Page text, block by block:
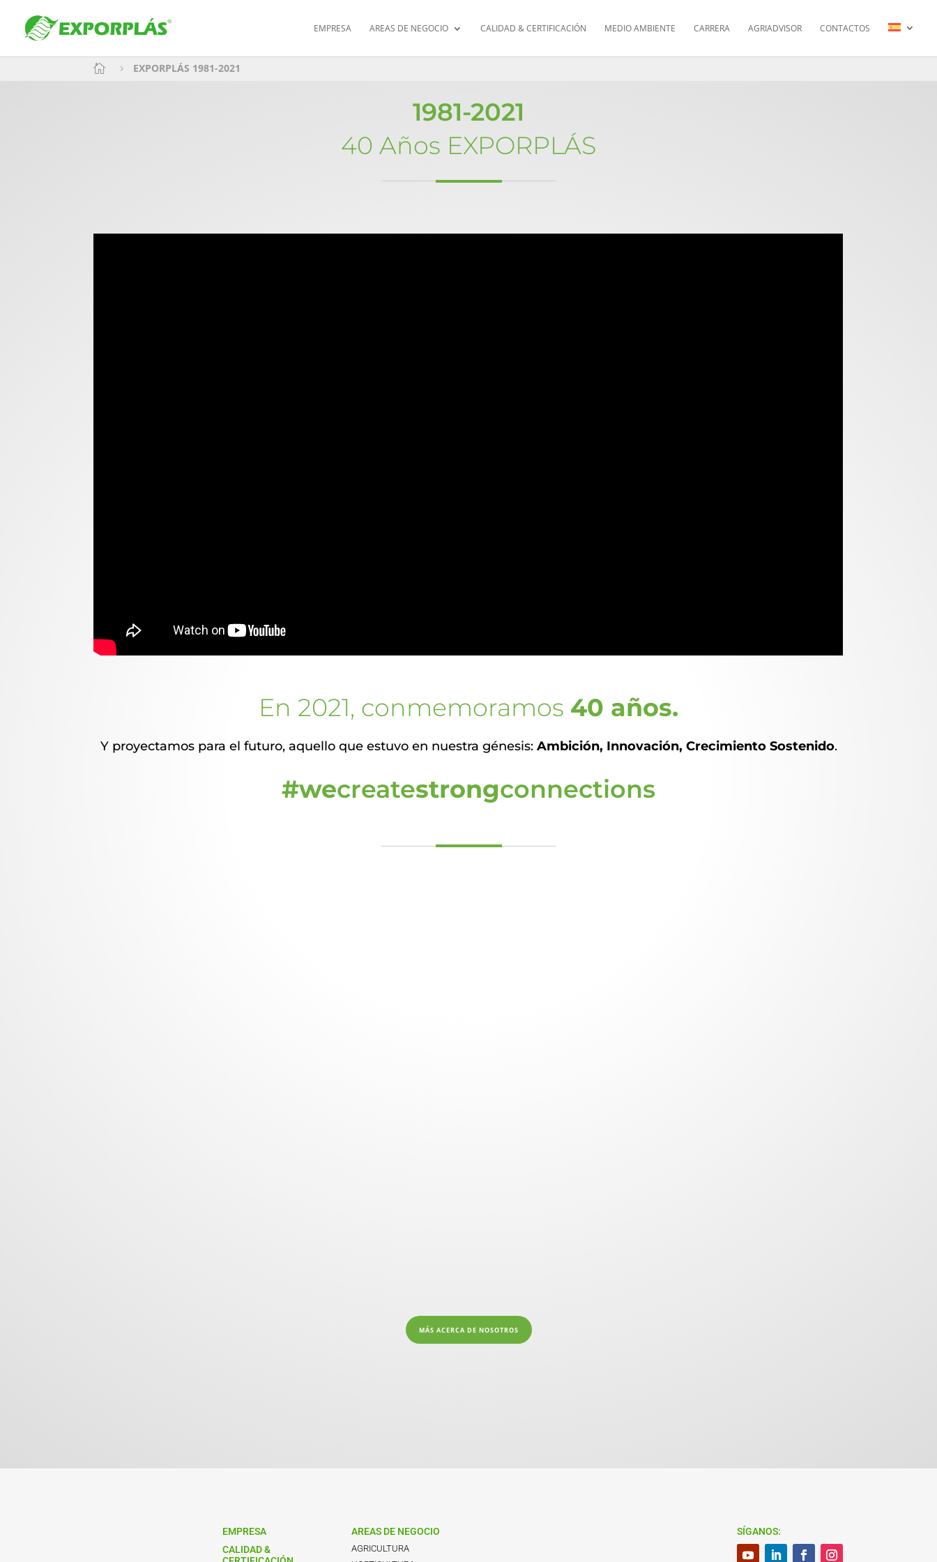
EMPRESA AREAS DE NEGOCIO CALIDAD & CERTIFICACIÓN MEDIO AMBIENTE CARRERA AGRIADVISOR CONTACTOS
 5 EXPORPLÁS 1981-2021
1981-2021
40 Años EXPORPLÁS
En 2021, conmemoramos 40 años.
Y proyectamos para el futuro, aquello que estuvo en nuestra génesis: Ambición, Innovación, Crecimiento Sostenido.
#wecreatestrongconnections
MÁS ACERCA DE NOSOTROS
EMPRESA
CALIDAD &
AREAS DE NEGOCIO
AGRICULTURA
SÍGANOS: